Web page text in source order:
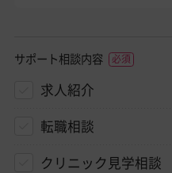
サポート相談内容
求人紹介
転職相談
クリニック見学相談